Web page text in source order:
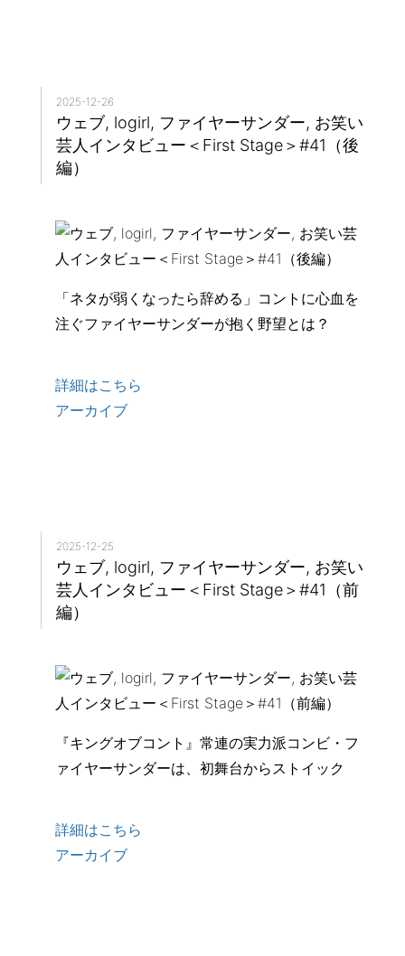
2025-12-26
ウェブ, logirl, ファイヤーサンダー, お笑い
芸人インタビュー＜First Stage＞#41（後
編）
「ネタが弱くなったら辞める」コントに心血を
注ぐファイヤーサンダーが抱く野望とは？
詳細はこちら
アーカイブ
2025-12-25
ウェブ, logirl, ファイヤーサンダー, お笑い
芸人インタビュー＜First Stage＞#41（前
編）
『キングオブコント』常連の実力派コンビ・フ
ァイヤーサンダーは、初舞台からストイック
詳細はこちら
アーカイブ